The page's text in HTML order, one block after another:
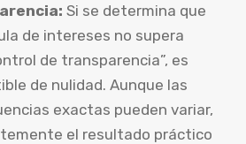
Si se determina que
de intereses no supera
de transparencia”, es
de nulidad. Aunque las
exactas pueden variar,
el resultado práctico